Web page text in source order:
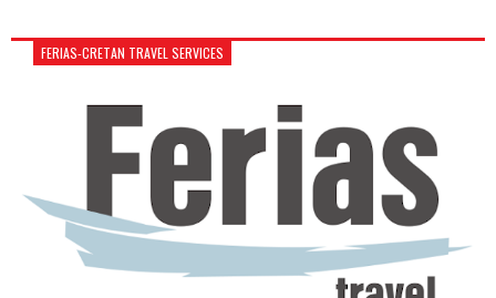
FERIAS-CRETAN TRAVEL SERVICES